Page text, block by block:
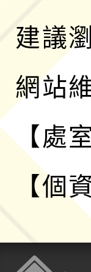
建議
網站
【處
【個